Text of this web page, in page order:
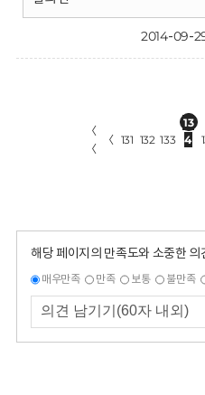
2014-09-
〈
〈
〈 131 132 133
13
4
해당 페이지의 만족도와 소중한 의
매우만족 만족 보통 불만족